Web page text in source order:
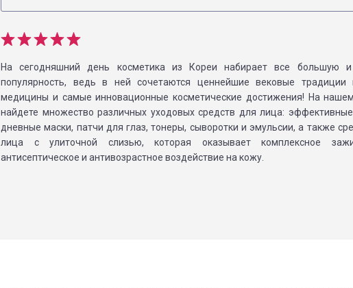
На сегодняшний день косметика из Кореи набирает все большую
популярность, ведь в ней сочетаются ценнейшие вековые традиции
медицины и самые инновационные косметические достижения! На
найдете множество различных уходовых средств для лица:
дневные маски, патчи для глаз, тонеры, сыворотки и эмульсии, а также
лица с улиточной слизью, которая оказывает комплексное
антисептическое и антивозрастное воздействие на кожу.